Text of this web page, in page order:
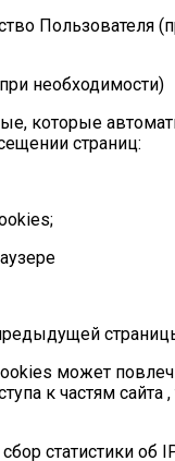
Пользователя
необходимости)
которые
страниц:
может
к частям
статистики об